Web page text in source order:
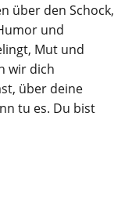
über den Schock,
und
Mut und
wir dich
über deine
tu es. Du bist